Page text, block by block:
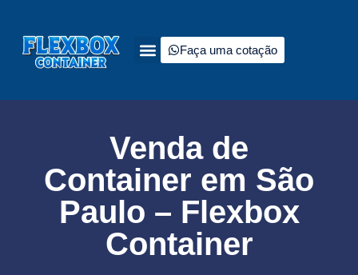
Faça uma cotação
Venda de
Container em São
Paulo – Flexbox
Container